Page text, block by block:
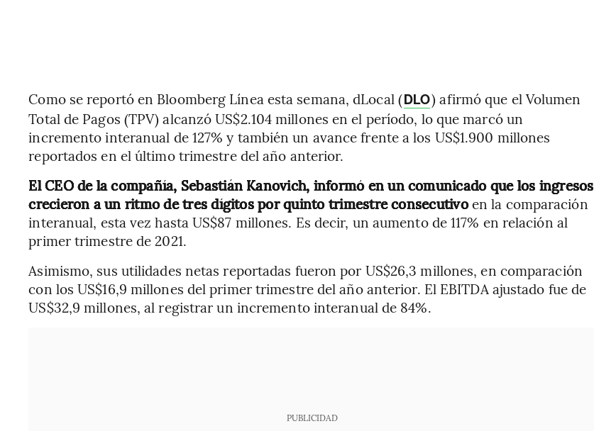
Como se reportó en Bloomberg Línea esta semana, dLocal (DLO) afirmó que el Volumen
Total de Pagos (TPV) alcanzó US$2.104 millones en el período, lo que marcó un
incremento interanual de 127% y también un avance frente a los US$1.900 millones
reportados en el último trimestre del año anterior.
El CEO de la compañía, Sebastián Kanovich, informó en un comunicado que los ingresos
crecieron a un ritmo de tres dígitos por quinto trimestre consecutivoen la comparación
interanual, esta vez hasta US$87 millones. Es decir, un aumento de 117% en relación al
primer trimestre de 2021.
Asimismo, sus utilidades netas reportadas fueron por US$26,3 millones, en comparación
con los US$16,9 millones del primer trimestre del año anterior. El EBITDA ajustado fue de
US$32,9 millones, al registrar un incremento interanual de 84%.
PUBLICIDAD